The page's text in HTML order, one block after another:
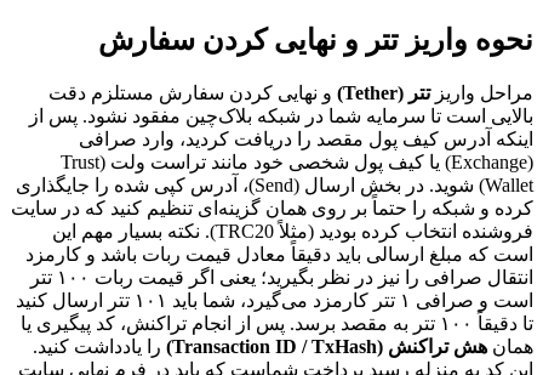
نحوه واریز تتر و نهایی کردن سفارش
مراحل واریزتتر (Tether)
و نهایی کردن سفارش مستلزم دقت
بالایی است تا سرمایه شما در شبکه بلاک‌چین مفقود نشود. پس از
اینکه آدرس کیف پول مقصد را دریافت کردید، وارد صرافی
(Exchange) یا کیف پول شخصی خود مانند تراست ولت (Trust
Wallet) شوید. در بخش ارسال (Send)، آدرس کپی شده را جایگذاری
کرده و شبکه را حتماً بر روی همان گزینه‌ای تنظیم کنید که در سایت
فروشنده انتخاب کرده بودید (مثلاً TRC20). نکته بسیار مهم این
است که مبلغ ارسالی باید دقیقاً معادل قیمت ربات باشد و کارمزد
انتقال صرافی را نیز در نظر بگیرید؛ یعنی اگر قیمت ربات ۱۰۰ تتر
است و صرافی ۱ تتر کارمزد می‌گیرد، شما باید ۱۰۱ تتر ارسال کنید
تا دقیقاً ۱۰۰ تتر به مقصد برسد. پس از انجام تراکنش، کد پیگیری یا
همان هش تراکنش (Transaction ID / TxHash)
را یادداشت کنید.
این کد به منزله رسید پرداخت شماست که باید در فرم نهایی سایت